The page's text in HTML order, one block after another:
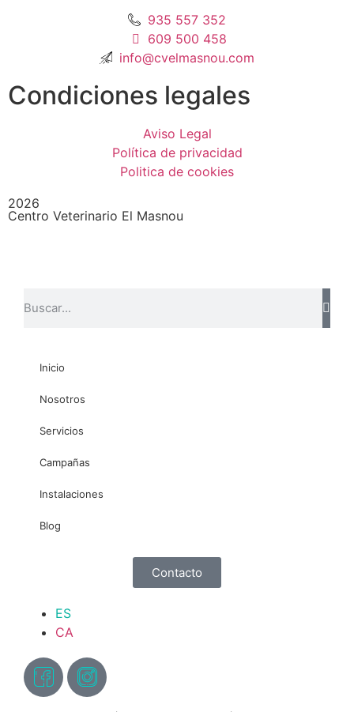
935 557 352
609 500 458
info@cvelmasnou.com
Condiciones legales
Aviso Legal
Política de privacidad
Politica de cookies
2026
Centro Veterinario El Masnou
Inicio
Nosotros
Servicios
Campañas
Instalaciones
Blog
Contacto
ES
CA